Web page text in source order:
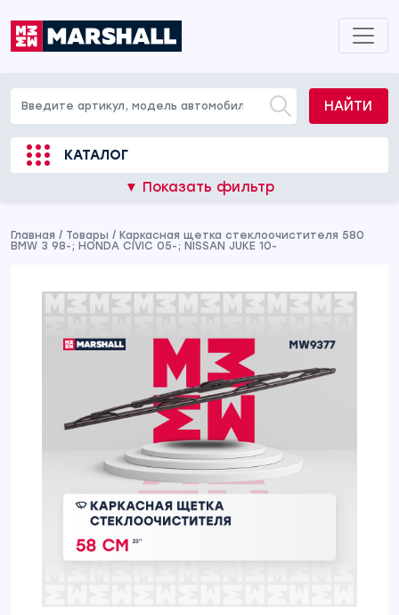
НАЙТИ
КАТАЛОГ
▼ Показать фильтр
Главная / Товары / Каркасная щетка стеклоочистителя 580
BMW 3 98-; HONDA CIVIC 05-; NISSAN JUKE 10-